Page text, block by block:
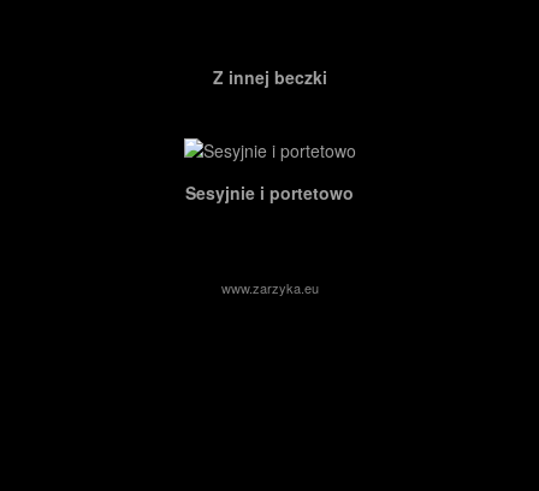
Z innej beczki
Sesyjnie i portetowo
www.zarzyka.eu